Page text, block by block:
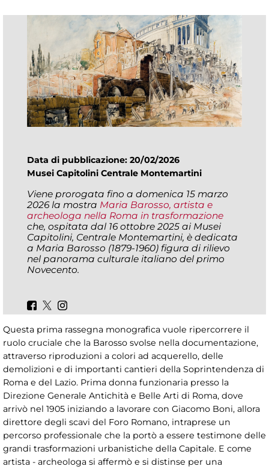
Data di pubblicazione: 20/02/2026
Musei Capitolini Centrale Montemartini
Viene prorogata fino a domenica 15 marzo
2026 la mostra Maria Barosso, artista e
archeologa nella Roma in trasformazione
che, ospitata dal 16 ottobre 2025 ai Musei
Capitolini, Centrale Montemartini, è dedicata
a Maria Barosso (1879-1960) figura di rilievo
nel panorama culturale italiano del primo
Novecento.
Questa prima rassegna monografica vuole ripercorrere il
ruolo cruciale che la Barosso svolse nella documentazione,
attraverso riproduzioni a colori ad acquerello, delle
demolizioni e di importanti cantieri della Soprintendenza di
Roma e del Lazio. Prima donna funzionaria presso la
Direzione Generale Antichità e Belle Arti di Roma, dove
arrivò nel 1905 iniziando a lavorare con Giacomo Boni, allora
direttore degli scavi del Foro Romano, intraprese un
percorso professionale che la portò a essere testimone delle
grandi trasformazioni urbanistiche della Capitale. E come
artista - archeologa si affermò e si distinse per una